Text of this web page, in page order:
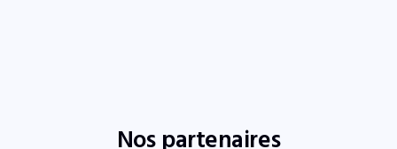
Nos partenaires